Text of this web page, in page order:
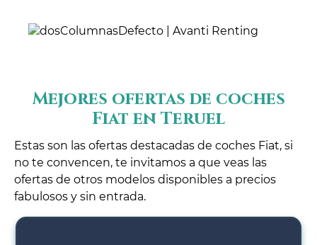
Mejores ofertas de coches
Fiat en Teruel
Estas son las ofertas destacadas de coches Fiat, si
no te convencen, te invitamos a que veas las
ofertas de otros modelos disponibles a precios
fabulosos y sin entrada.